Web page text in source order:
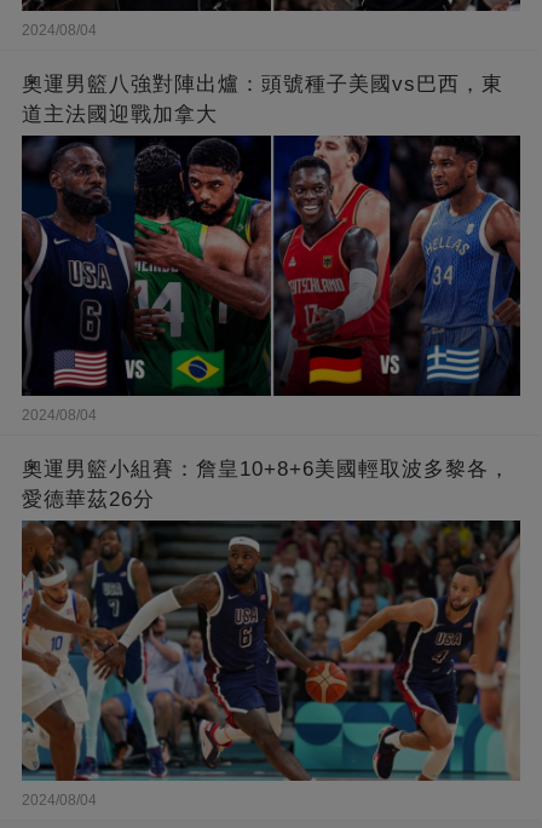
2024/08/04
奧運男籃八強對陣出爐：頭號種子美國vs巴西，東
道主法國迎戰加拿大
2024/08/04
奧運男籃小組賽：詹皇10+8+6美國輕取波多黎各，
愛德華茲26分
2024/08/04